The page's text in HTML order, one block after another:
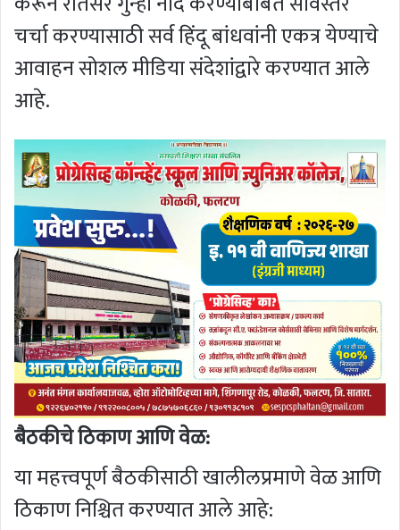
चर्चा करण्यासाठी सर्व हिंदू बांधवांनी एकत्र येण्याचे
आवाहन सोशल मीडिया संदेशांद्वारे करण्यात आले
आहे.
बैठकीचे ठिकाण आणि वेळ:
या महत्त्वपूर्ण बैठकीसाठी खालीलप्रमाणे वेळ आणि
ठिकाण निश्चित करण्यात आले आहे: